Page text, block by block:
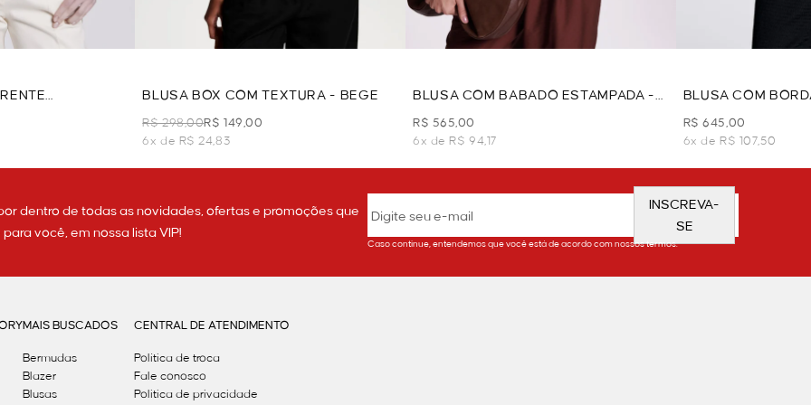
BLUSA BOX COM TEXTURA - BEGE
R$ 298,00R$ 149,00
6x de R$ 24,83
BLUSA COM BABADO ESTAMPADA -
BEGE
R$ 565,00
6x de R$ 94,17
BLUSA COM
R$ 645,00
6x de R$ 107,50
dentro de todas as novidades, ofertas e promoções que
você, em nossa lista VIP!
INSCREVA-
SE
Caso continue, entendemos que você está de acordo com nossos termos.
MAIS BUSCADOS
Bermudas
Blazer
Blusas
CENTRAL DE ATENDIMENTO
Política de troca
Fale conosco
Politica de privacidade